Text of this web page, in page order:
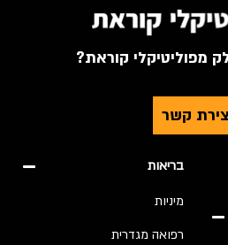
מפוליטיקלי קוראת?
קשר
בריאות
מיניות
רפואה מגדרית